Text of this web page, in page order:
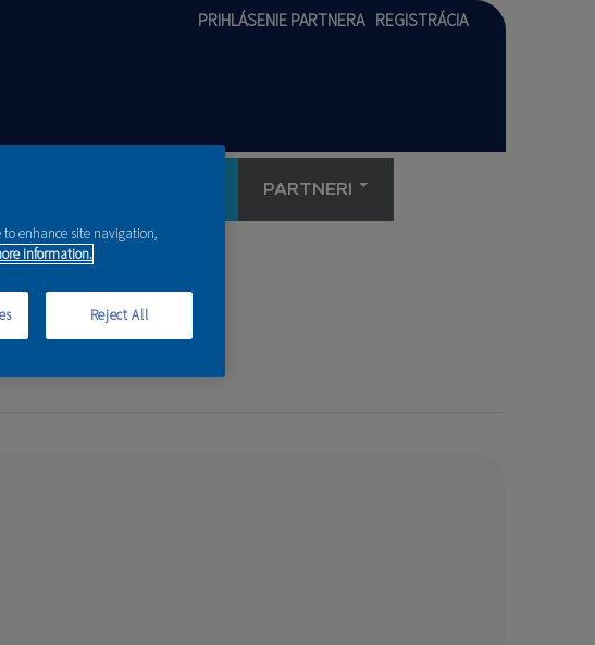
PRIHLÁSENIE PARTNERA REGISTRÁCIA
PARTNERI
to enhance site navigation,
information.
Reject All